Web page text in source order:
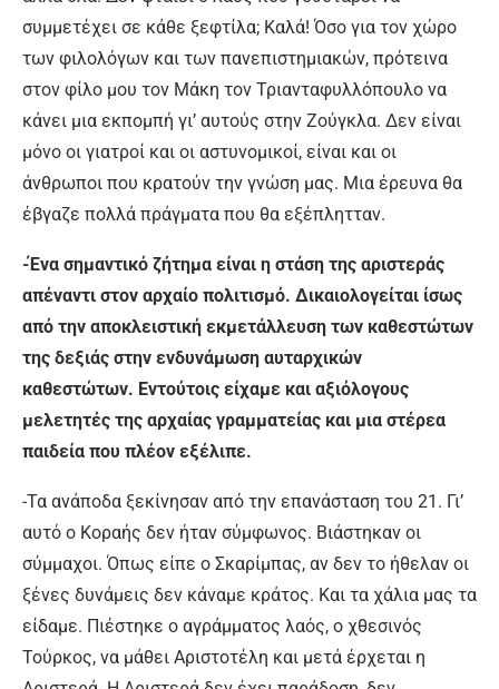
συμμετέχει σε κάθε ξεφτίλα; Καλά! Όσο για τον χώρο
των φιλολόγων και των πανεπιστημιακών, πρότεινα
στον φίλο μου τον Μάκη τον Τριανταφυλλόπουλο να
κάνει μια εκπομπή γι’ αυτούς στην Ζούγκλα. Δεν είναι
μόνο οι γιατροί και οι αστυνομικοί, είναι και οι
άνθρωποι που κρατούν την γνώση μας. Μια έρευνα θα
έβγαζε πολλά πράγματα που θα εξέπλητταν.
-Ένα σημαντικό ζήτημα είναι η στάση της αριστεράς
απέναντι στον αρχαίο πολιτισμό. Δικαιολογείται ίσως
από την αποκλειστική εκμετάλλευση των καθεστώτων
της δεξιάς στην ενδυνάμωση αυταρχικών
καθεστώτων. Εντούτοις είχαμε και αξιόλογους
μελετητές της αρχαίας γραμματείας και μια στέρεα
παιδεία που πλέον εξέλιπε.
-Τα ανάποδα ξεκίνησαν από την επανάσταση του 21. Γι’
αυτό ο Κοραής δεν ήταν σύμφωνος. Βιάστηκαν οι
σύμμαχοι. Όπως είπε ο Σκαρίμπας, αν δεν το ήθελαν οι
ξένες δυνάμεις δεν κάναμε κράτος. Και τα χάλια μας τα
είδαμε. Πιέστηκε ο αγράμματος λαός, ο χθεσινός
Τούρκος, να μάθει Αριστοτέλη και μετά έρχεται η